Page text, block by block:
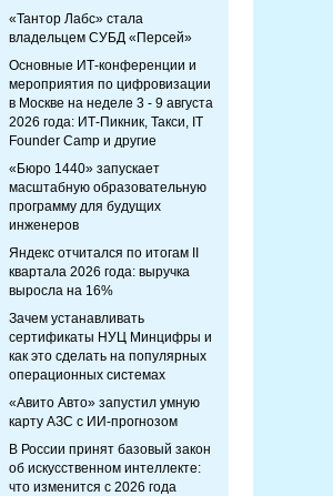
«Тантор Лабс» стала
владельцем СУБД «Персей»
Основные ИТ-конференции и
мероприятия по цифровизации
в Москве на неделе 3 - 9 августа
2026 года: ИТ-Пикник, Такси, IT
Founder Camp и другие
«Бюро 1440» запускает
масштабную образовательную
программу для будущих
инженеров
Яндекс отчитался по итогам II
квартала 2026 года: выручка
выросла на 16%
Зачем устанавливать
сертификаты НУЦ Минцифры и
как это сделать на популярных
операционных системах
«Авито Авто» запустил умную
карту АЗС с ИИ-прогнозом
В России принят базовый закон
об искусственном интеллекте:
что изменится с 2026 года